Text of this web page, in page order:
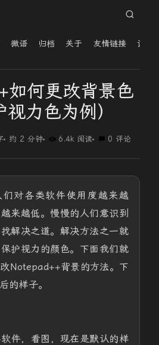
微语 归档 关于 友情链接 读者
如何更改背景色
视力色为例）
约 2 分钟 6.4k 阅读 0 评论
们对各类软件使用度越来越
来越低。慢慢的人们意识到
解决之道。解决方法之一就
护视力的颜色。下面我们就
Notepad++背景的方法。下
的样子。
件，看图，现在是默认的样